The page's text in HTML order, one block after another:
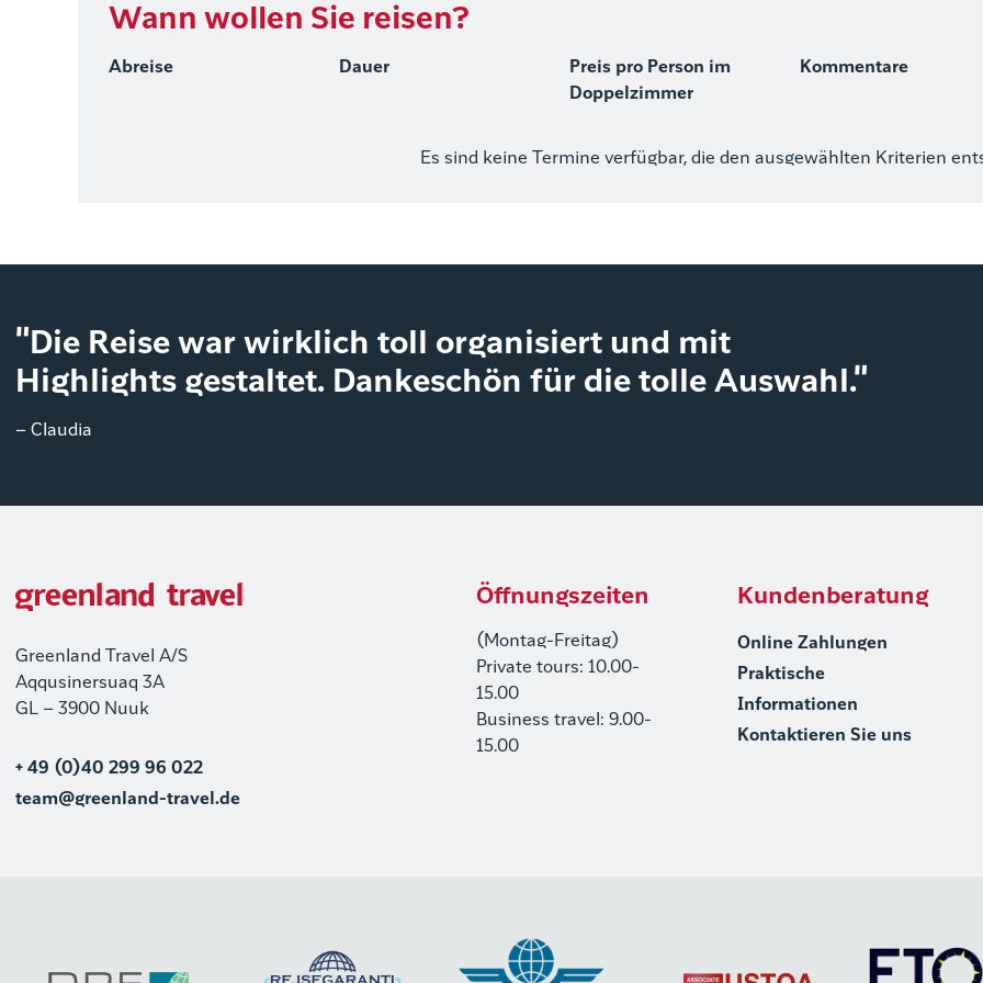
Wann wollen Sie reisen?
Abreise Dauer
Preis pro Person im
Doppelzimmer
Kommentare
Es sind keine Termine verfügbar, die den ausgewählten Kriterien
"Die Reise war wirklich toll organisiert und mit
Highlights gestaltet. Dankeschön für die tolle Auswahl."
– Claudia
Greenland Travel A/S
Aqqusinersuaq 3A
GL – 3900 Nuuk
+ 49 (0)40 299 96 022
team@greenland-travel.de
Öffnungszeiten
(Montag-Freitag)
Private tours: 10.00-
15.00
Business travel: 9.00-
15.00
Kundenberatung
Online Zahlungen
Praktische
Informationen
Kontaktieren Sie uns